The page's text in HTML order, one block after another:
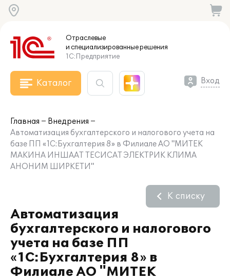
Отраслевые
и специализированныерешения
1С:Предприятие
Каталог Вход
Главная
Внедрения
Автоматизация бухгалтерского и налогового учета на
базе ПП «1С:Бухгалтерия 8» в Филиале АО "МИТЕК
МАКИНА ИНШААТ ТЕСИСАТ ЭЛЕКТРИК КЛИМА
АНОНИМ ШИРКЕТИ"
Автоматизация
бухгалтерского и налогового
учета на базе ПП
«1С:Бухгалтерия 8» в
Филиале АО "МИТЕК
К списку